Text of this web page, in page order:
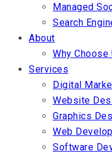
Managed
Search
About
Why Choose
Services
Digital
Website
Graphics
Web
Software